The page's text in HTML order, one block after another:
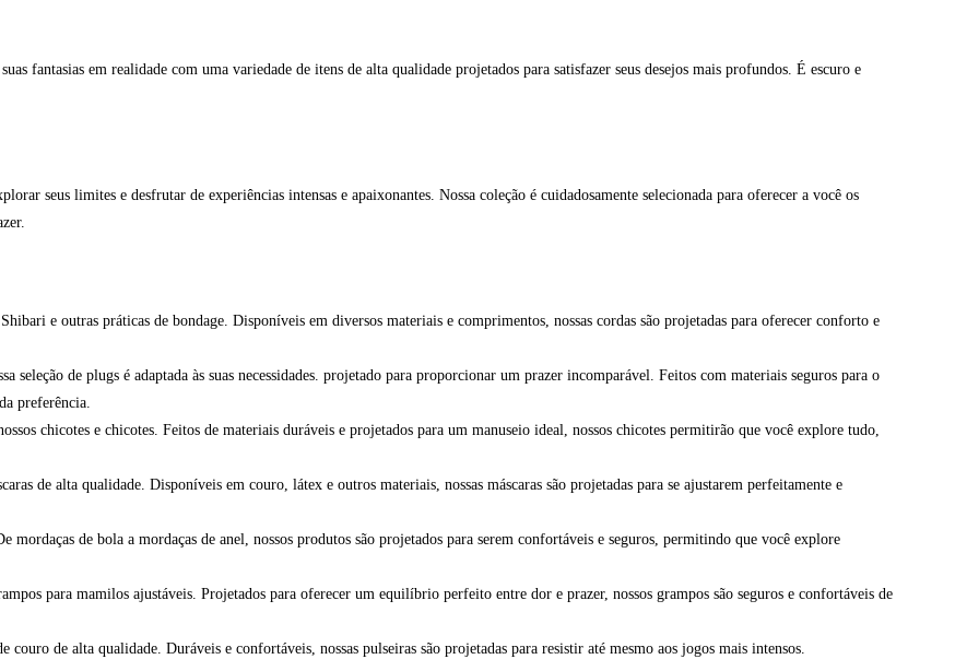
fantasias em realidade com uma variedade de itens de alta qualidade projetados para satisfazer seus desejos mais profundos. É escuro e
seus limites e desfrutar de experiências intensas e apaixonantes. Nossa coleção é cuidadosamente selecionada para oferecer a você os
e outras práticas de bondage. Disponíveis em diversos materiais e comprimentos, nossas cordas são projetadas para oferecer conforto e
seleção de plugs é adaptada às suas necessidades. projetado para proporcionar um prazer incomparável. Feitos com materiais seguros para o
preferência.
chicotes e chicotes. Feitos de materiais duráveis e projetados para um manuseio ideal, nossos chicotes permitirão que você explore tudo,
de alta qualidade. Disponíveis em couro, látex e outros materiais, nossas máscaras são projetadas para se ajustarem perfeitamente e
mordaças de bola a mordaças de anel, nossos produtos são projetados para serem confortáveis e seguros, permitindo que você explore
para mamilos ajustáveis. Projetados para oferecer um equilíbrio perfeito entre dor e prazer, nossos grampos são seguros e confortáveis de
couro de alta qualidade. Duráveis e confortáveis, nossas pulseiras são projetadas para resistir até mesmo aos jogos mais intensos.